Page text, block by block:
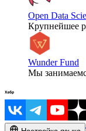
Open Data
Крупнейшее
Wunder Fund
Мы